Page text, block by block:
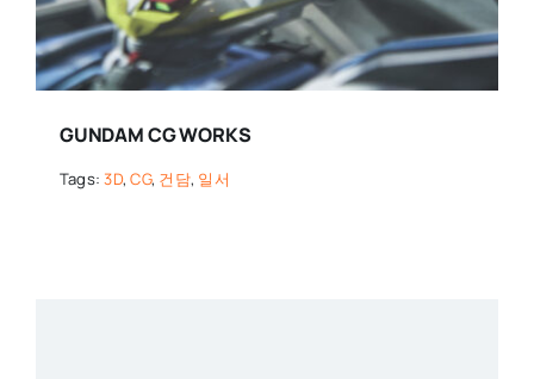
GUNDAM CG WORKS
Tags:3D,CG, 건담, 일서